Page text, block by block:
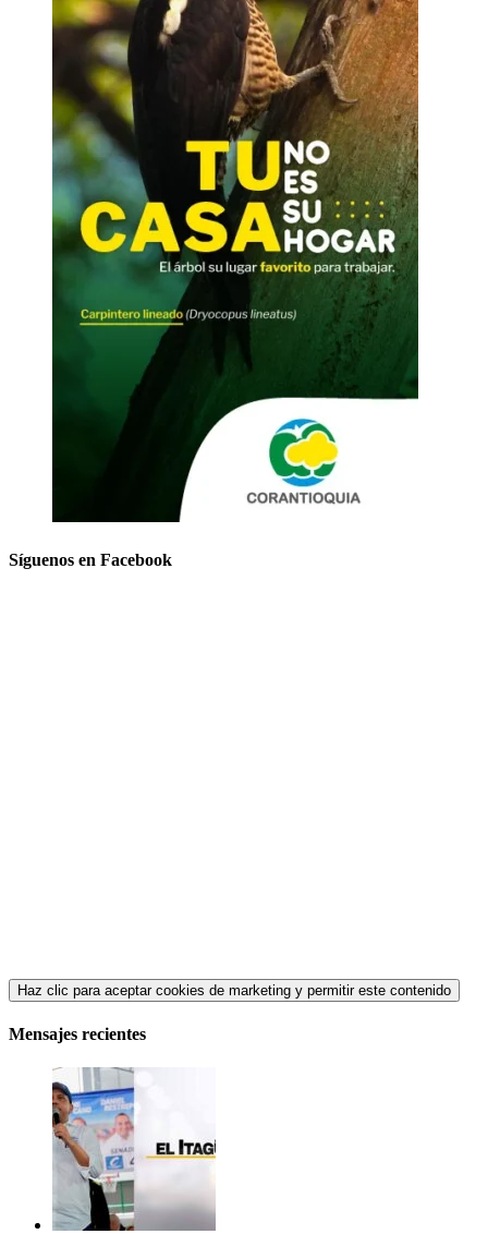
Síguenos en Facebook
Haz clic para aceptar cookies de marketing y permitir este contenido
Mensajes recientes